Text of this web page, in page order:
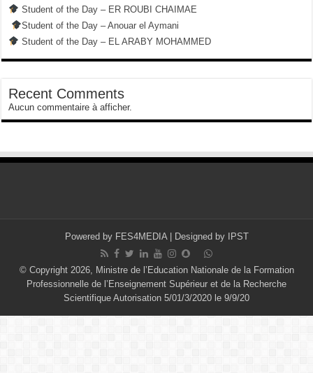
Student of the Day – ER ROUBI CHAIMAE
Student of the Day – Anouar el Aymani
Student of the Day – EL ARABY MOHAMMED
Recent Comments
Aucun commentaire à afficher.
Powered by FES4MEDIA| Designed by IPST
© Copyright 2026, Ministre de l’Education Nationale de la Formation
Professionnelle de l’Enseignement Supérieur et de la Recherche
Scientifique Autorisation 5/01/3/2020 le 9/9/20